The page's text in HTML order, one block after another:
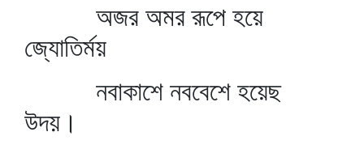
অজর অমর রূপে হয়ে
জ্যোতির্ময়
নবাকাশে নববেশে হয়েছ
উদয়।